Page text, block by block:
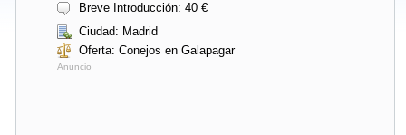
Breve Introducción: 40 €
Ciudad: Madrid
Oferta: Conejos en Galapagar
Anuncio